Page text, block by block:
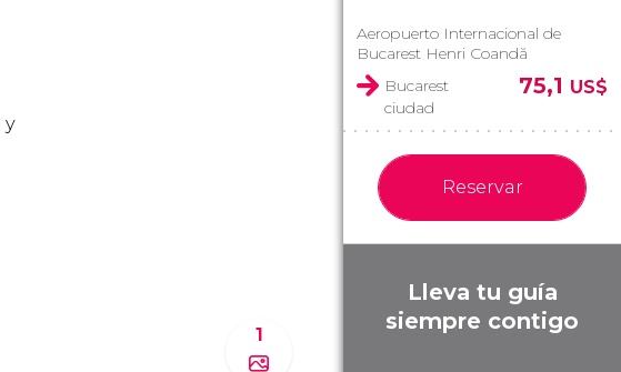
y
1
Aeropuerto Internacional de
Bucarest Henri Coandă
Bucarest
ciudad
75,1 US$
Reservar
Lleva tu guía
siempre contigo